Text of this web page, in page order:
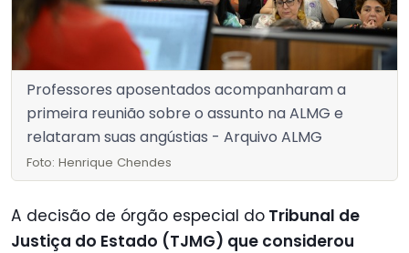
Professores aposentados acompanharam a
primeira reunião sobre o assunto na ALMG e
relataram suas angústias - Arquivo ALMG
Foto: Henrique Chendes
A decisão de órgão especial do Tribunal de
Justiça do Estado (TJMG) que considerou